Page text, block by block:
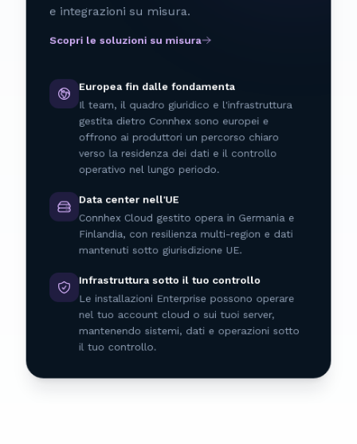
e integrazioni su misura.
Scopri le soluzioni su misura
Europea fin dalle fondamenta
Il team, il quadro giuridico e l'infrastruttura
gestita dietro Connhex sono europei e
offrono ai produttori un percorso chiaro
verso la residenza dei dati e il controllo
operativo nel lungo periodo.
Data center nell'UE
Connhex Cloud gestito opera in Germania e
Finlandia, con resilienza multi-region e dati
mantenuti sotto giurisdizione UE.
Infrastruttura sotto il tuo controllo
Le installazioni Enterprise possono operare
nel tuo account cloud o sui tuoi server,
mantenendo sistemi, dati e operazioni sotto
il tuo controllo.